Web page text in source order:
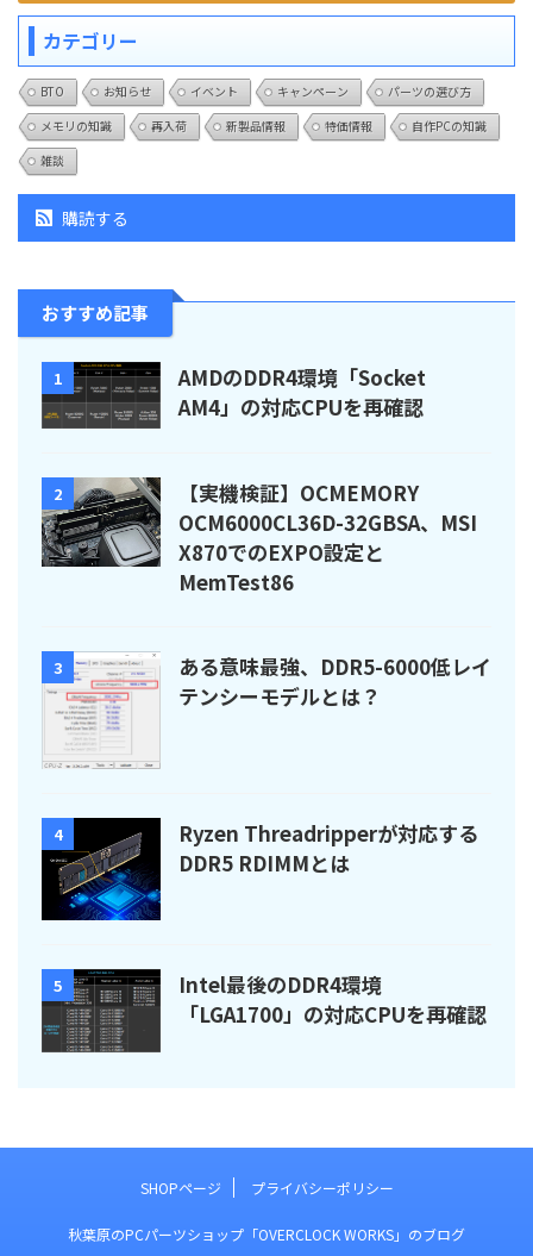
カテゴリー
BTO お知らせ イベント キャンペーン
パーツの選び方
メモリの知識
再入荷 新製品情報 特価情報
自作PCの知識
雑談
購読する
おすすめ記事
1
AMDのDDR4環境「Socket
AM4」の対応CPUを再確認
2
【実機検証】OCMEMORY
OCM6000CL36D-32GBSA、MSI
X870でのEXPO設定と
MemTest86
3
ある意味最強、DDR5-6000低レイ
テンシーモデルとは？
4
Ryzen Threadripperが対応する
DDR5 RDIMMとは
5
Intel最後のDDR4環境
「LGA1700」の対応CPUを再確認
SHOPページ プライバシーポリシー
秋葉原のPCパーツショップ「OVERCLOCK WORKS」のブログ